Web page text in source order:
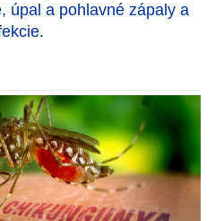
úpal a pohlavné zápaly a